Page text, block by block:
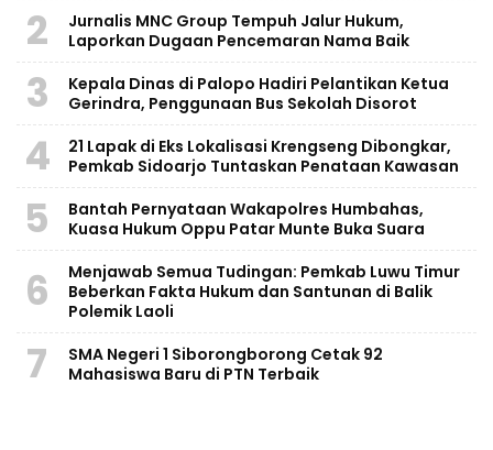
2
Jurnalis MNC Group Tempuh Jalur Hukum,
Laporkan Dugaan Pencemaran Nama Baik
3
Kepala Dinas di Palopo Hadiri Pelantikan Ketua
Gerindra, Penggunaan Bus Sekolah Disorot
4
21 Lapak di Eks Lokalisasi Krengseng Dibongkar,
Pemkab Sidoarjo Tuntaskan Penataan Kawasan
5
Bantah Pernyataan Wakapolres Humbahas,
Kuasa Hukum Oppu Patar Munte Buka Suara
6
Menjawab Semua Tudingan: Pemkab Luwu Timur
Beberkan Fakta Hukum dan Santunan di Balik
Polemik Laoli
7
SMA Negeri 1 Siborongborong Cetak 92
Mahasiswa Baru di PTN Terbaik